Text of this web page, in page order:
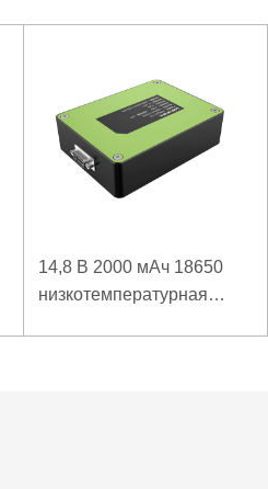
14,8 В 2000 мАч 18650
низкотемпературная